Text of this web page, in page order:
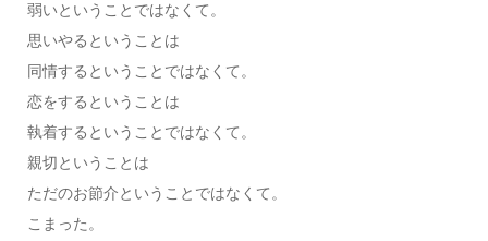
弱いということではなくて。
思いやるということは
同情するということではなくて。
恋をするということは
執着するということではなくて。
親切ということは
ただのお節介ということではなくて。
こまった。